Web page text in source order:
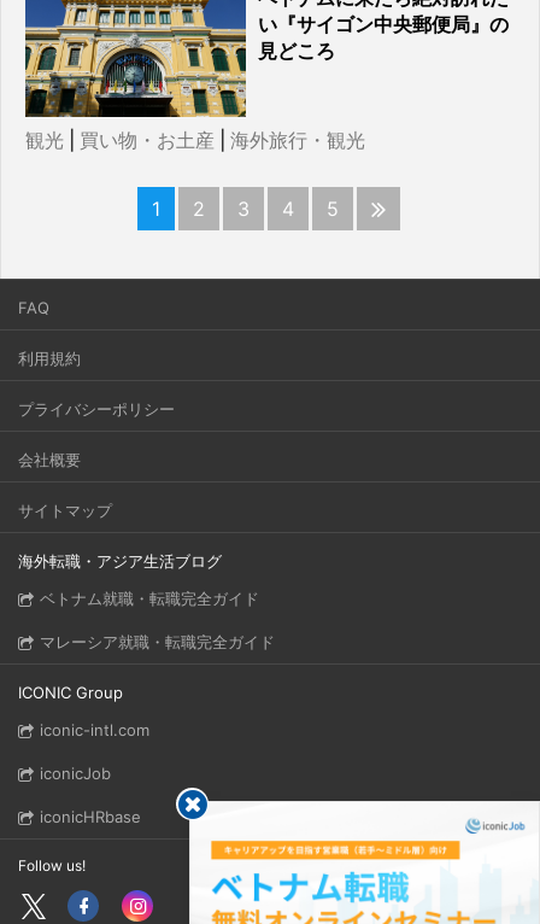
い『サイゴン中央郵便局』の
見どころ
観光 買い物・お土産 海外旅行・観光
1 2 3 4 5
FAQ
利用規約
プライバシーポリシー
会社概要
サイトマップ
海外転職・アジア生活ブログ
ベトナム就職・転職完全ガイド
マレーシア就職・転職完全ガイド
ICONIC Group
iconic-intl.com
iconicJob
iconicHRbase
Follow us!